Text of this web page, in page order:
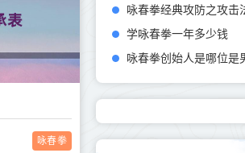
咏春拳
咏春拳经典攻防之攻击
学咏春拳一年多少钱
咏春拳创始人是哪位是